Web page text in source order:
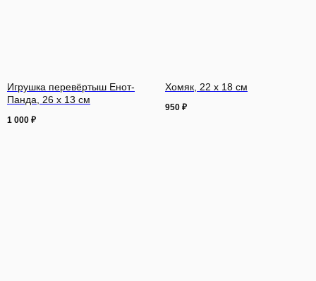
Игрушка перевёртыш Енот-
Панда, 26 х 13 см
1 000 ₽
Хомяк, 22 х 18 см
950 ₽